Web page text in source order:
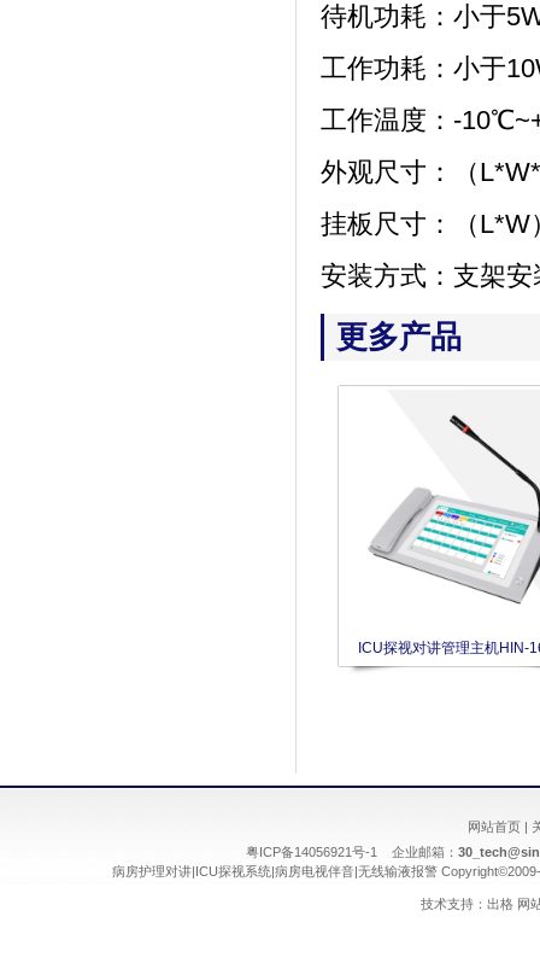
待机功耗： 小于
工作功耗： 小于
工作温度：-
外观尺寸：（
挂板尺寸：（L*W
安装方式：支架安
更多产品
ICU探视对讲管理主机HIN-
网站首页 |
粤ICP备14056921号-1 企业邮箱：
病房护理对讲|ICU探视系统|病房电视伴音|无线输液报警
技术支持：出格 网